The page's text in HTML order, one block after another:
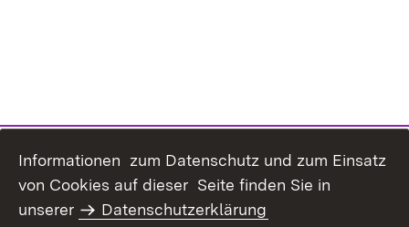
Informationen zum Datenschutz und zum Einsatz
von Cookies auf dieser Seite finden Sie in
unserer
Datenschutzerklärung